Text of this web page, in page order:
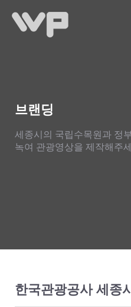
브랜딩
세종시의 국립수목원과 정
녹여 관광영상을 제작해주
한국관광공사 세종